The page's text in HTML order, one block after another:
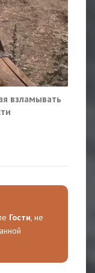
взламывать
Гости, не